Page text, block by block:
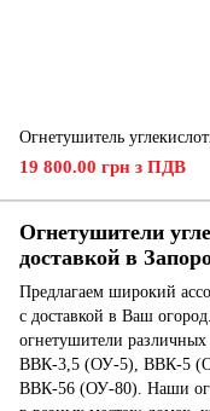
Огнетушитель
19 800.00 грн з ПДВ
Огнетушители
доставкой в
Предлагаем широкий
с доставкой в ​​Ваш
огнетушители
ВВК-3,5 (ОУ-5), ВВК-5
ВВК-56 (ОУ-80). Наши